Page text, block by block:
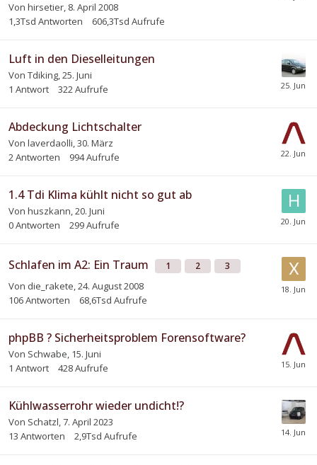
Von hirsetier, 8. April 2008
1,3Tsd Antworten 606,3Tsd Aufrufe
Luft in den Dieselleitungen
Von Tdiking,25. Juni
1 Antwort 322Aufrufe
Abdeckung Lichtschalter
Von laverdaolli,30. März
2Antworten 994Aufrufe
1.4 Tdi Klima kühlt nicht so gut ab
Von huszkann,20. Juni
0Antworten 299Aufrufe
Schlafen im A2: Ein Traum 1 2 3
Von die_rakete,24. August 2008
106Antworten 68,6Tsd Aufrufe
phpBB ? Sicherheitsproblem Forensoftware?
Von Schwabe, 15. Juni
1 Antwort 428Aufrufe
Kühlwasserrohr wieder undicht!?
Von Schatzl,7. April 2023
13 Antworten 2,9Tsd Aufrufe